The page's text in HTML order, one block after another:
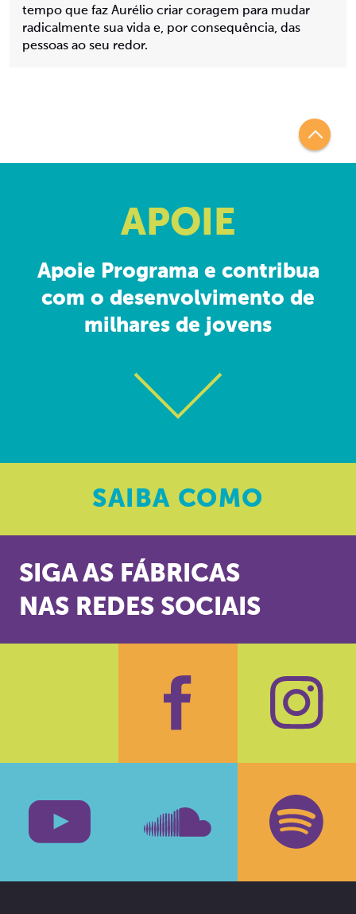
tempo que faz Aurélio criar coragem para mudar
radicalmente sua vida e, por consequência, das
pessoas ao seu redor.
APOIE
Apoie Programa e contribua
com o desenvolvimento de
milhares de jovens
SAIBA COMO
SIGA AS FÁBRICAS
NAS REDES SOCIAIS
Facebook